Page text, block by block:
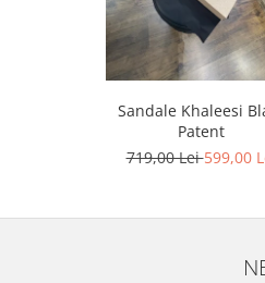
Sandale Khaleesi
Patent
719,00 Lei599,00